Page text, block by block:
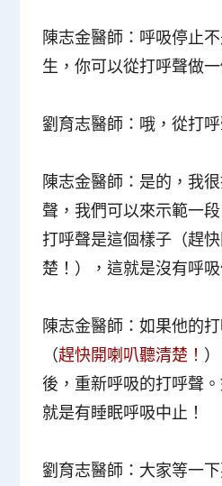
陳志金醫師 ：呼吸停止
生，你可以從打呼聲做一
劉育志醫師 ：哦，從打
陳志金醫師 ：是的，我
聲，我們可以來示範一
打呼聲是這個樣子（趕
楚！），這就是沒有呼
陳志金醫師 ：如果他的
（趕快開喇叭聽清楚！
後，重新呼吸的打呼聲
就是有睡眠呼吸中止！
劉育志醫師 ：大家等一